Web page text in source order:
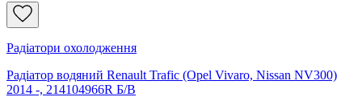
Радіатори охолодження
Радіатор водяний Renault Trafic (Opel Vivaro, Nissan NV300)
2014 -, 214104966R Б/В